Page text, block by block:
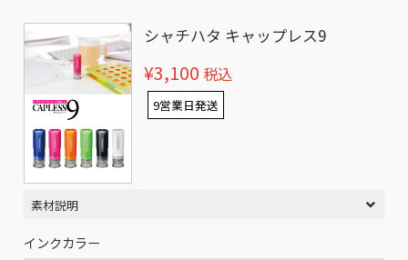
シャチハタ キャップレス9
¥3,100 税込
9営業日発送
素材説明
インクカラー